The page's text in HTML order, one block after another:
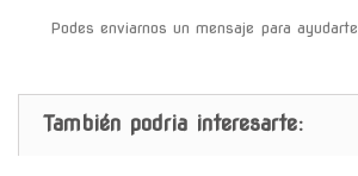
Podes enviarnos un mensaje para ayudarte
También podria interesarte: